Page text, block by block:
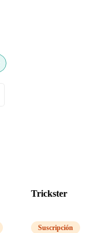
Trickster
Suscripción